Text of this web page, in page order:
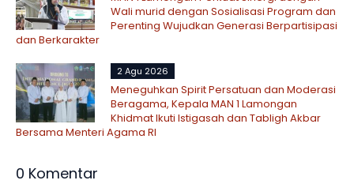
Wali murid dengan Sosialisasi Program dan
Perenting Wujudkan Generasi Berpartisipasi
dan Berkarakter
2 Agu 2026
Meneguhkan Spirit Persatuan dan Moderasi
Beragama, Kepala MAN 1 Lamongan
Khidmat Ikuti Istigasah dan Tabligh Akbar
Bersama Menteri Agama RI
0 Komentar